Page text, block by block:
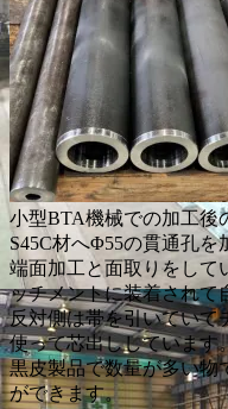
小型BTA機械での加工後
S45C材へΦ55の貫通孔を
端面加工と面取りをして
ッチメントに装着されて
反対側は帯を引いていて
使って芯出ししています
黒皮製品で数量が多い物
ができます。